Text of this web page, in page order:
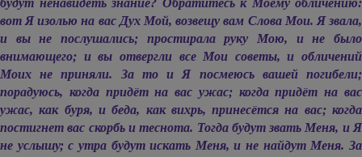
вот Я изолью на вас Дух Мой, возвещу вам Слова Мои. Я звала,
и вы не послушались; простирала руку Мою, и не было
внимающего; и вы отвергли все Мои советы, и обличений
Моих не приняли. За то и Я посмеюсь вашей погибели;
порадуюсь, когда придёт на вас ужас; когда придёт на вас
ужас, как буря, и беда, как вихрь, принесётся на вас; когда
постигнет вас скорбь и теснота. Тогда будут звать Меня, и Я
не услышу; с утра будут искать Меня, и не найдут Меня. За